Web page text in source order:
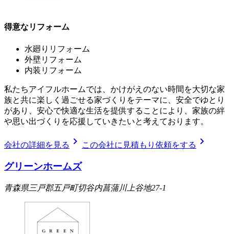
得意なリフォーム
水廻りリフォーム
外壁リフォーム
内装リフォーム
私たちアイフルホームでは、かけがえのない時間を大切な家
族と共に楽しく過ごせる家づくりをテーマに、安全でゆとり
があり、安心で快適な生活を提供することにより、家族の絆
や思い出づくりを応援していきたいと考えております。
会社の詳細を見る chevron_right この会社に見積もり依頼をする chevron_right
グリーンホームズ
青森県三戸郡五戸町切谷内菖蒲川上谷地27-1